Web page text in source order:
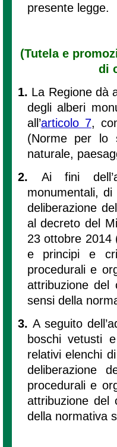
presente legge.
(Tutela e
di
1. La Regione dà
degli alberi
all’articolo 7,
(Norme per lo
naturale,
2. Ai fini
monumentali, di
deliberazione
al decreto del
23 ottobre 2014
e principi e
procedurali e
attribuzione del
sensi della
3.A seguito
boschi vetusti
relativi elenchi
deliberazione
procedurali e
attribuzione del
della normativa